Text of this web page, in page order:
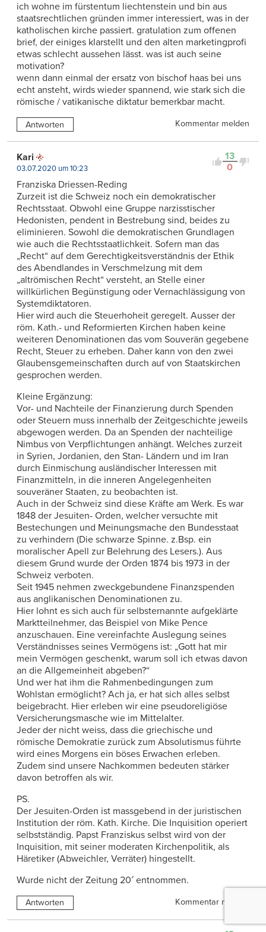
ich wohne im fürstentum liechtenstein und bin aus
staatsrechtlichen gründen immer interessiert, was in der
katholischen kirche passiert. gratulation zum offenen
brief, der einiges klarstellt und den alten marketingprofi
etwas schlecht aussehen lässt. was ist auch seine
motivation?
wenn dann einmal der ersatz von bischof haas bei uns
echt ansteht, wirds wieder spannend, wie stark sich die
römische / vatikanische diktatur bemerkbar macht.
Antworten Kommentar melden
13
0
Kari
03.07.2020 um 10:23
Franziska Driessen-Reding
Zurzeit ist die Schweiz noch ein demokratischer
Rechtsstaat. Obwohl eine Gruppe narzisstischer
Hedonisten, pendent in Bestrebung sind, beides zu
eliminieren. Sowohl die demokratischen Grundlagen
wie auch die Rechtsstaatlichkeit. Sofern man das
„Recht“ auf dem Gerechtigkeitsverständnis der Ethik
des Abendlandes in Verschmelzung mit dem
„altrömischen Recht“ versteht, an Stelle einer
willkürlichen Begünstigung oder Vernachlässigung von
Systemdiktatoren.
Hier wird auch die Steuerhoheit geregelt. Ausser der
röm. Kath.- und Reformierten Kirchen haben keine
weiteren Denominationen das vom Souverän gegebene
Recht, Steuer zu erheben. Daher kann von den zwei
Glaubensgemeinschaften durch auf von Staatskirchen
gesprochen werden.
Kleine Ergänzung:
Vor- und Nachteile der Finanzierung durch Spenden
oder Steuern muss innerhalb der Zeitgeschichte jeweils
abgewogen werden. Da an Spenden der nachteilige
Nimbus von Verpflichtungen anhängt. Welches zurzeit
in Syrien, Jordanien, den Stan- Ländern und im Iran
durch Einmischung ausländischer Interessen mit
Finanzmitteln, in die inneren Angelegenheiten
souveräner Staaten, zu beobachten ist.
Auch in der Schweiz sind diese Kräfte am Werk. Es war
1848 der Jesuiten- Orden, welcher versuchte mit
Bestechungen und Meinungsmache den Bundesstaat
zu verhindern (Die schwarze Spinne. z.Bsp. ein
moralischer Apell zur Belehrung des Lesers.). Aus
diesem Grund wurde der Orden 1874 bis 1973 in der
Schweiz verboten.
Seit 1945 nehmen zweckgebundene Finanzspenden
aus anglikanischen Denominationen zu.
Hier lohnt es sich auch für selbsternannte aufgeklärte
Marktteilnehmer, das Beispiel von Mike Pence
anzuschauen. Eine vereinfachte Auslegung seines
Verständnisses seines Vermögens ist: „Gott hat mir
mein Vermögen geschenkt, warum soll ich etwas davon
an die Allgemeinheit abgeben?“
Und wer hat ihm die Rahmenbedingungen zum
Wohlstan ermöglicht? Ach ja, er hat sich alles selbst
beigebracht. Hier erleben wir eine pseudoreligiöse
Versicherungsmasche wie im Mittelalter.
Jeder der nicht weiss, dass die griechische und
römische Demokratie zurück zum Absolutismus führte
wird eines Morgens ein böses Erwachen erleben.
Zudem sind unsere Nachkommen bedeuten stärker
davon betroffen als wir.
PS.
Der Jesuiten-Orden ist massgebend in der juristischen
Institution der röm. Kath. Kirche. Die Inquisition operiert
selbstständig. Papst Franziskus selbst wird von der
Inquisition, mit seiner moderaten Kirchenpolitik, als
Häretiker (Abweichler, Verräter) hingestellt.
Wurde nicht der Zeitung 20′ entnommen.
Antworten Kommentar melden